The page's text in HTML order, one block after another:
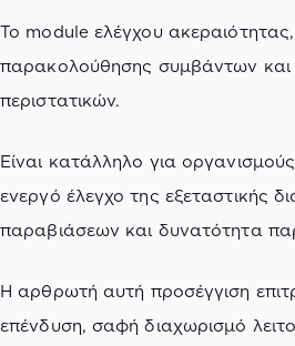
Το module ελέγχου
παρακολούθησης συμβάντων και
περιστατικών.
Είναι κατάλληλο για
ενεργό έλεγχο της εξεταστικής
παραβιάσεων και δυνατότητα
Η αρθρωτή αυτή προσέγγιση
επένδυση, σαφή διαχωρισμό